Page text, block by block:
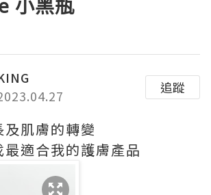
小黑瓶
追蹤
肌膚的轉變
適合我的護膚產品